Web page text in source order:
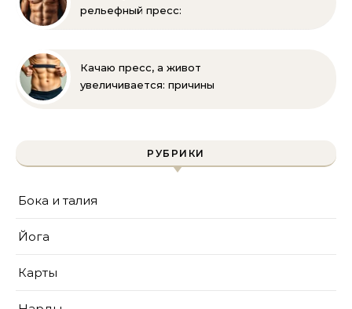
рельефный пресс:
Качаю пресс, а живот
увеличивается: причины
РУБРИКИ
Бока и талия
Йога
Карты